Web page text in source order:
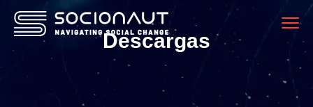
Descargas